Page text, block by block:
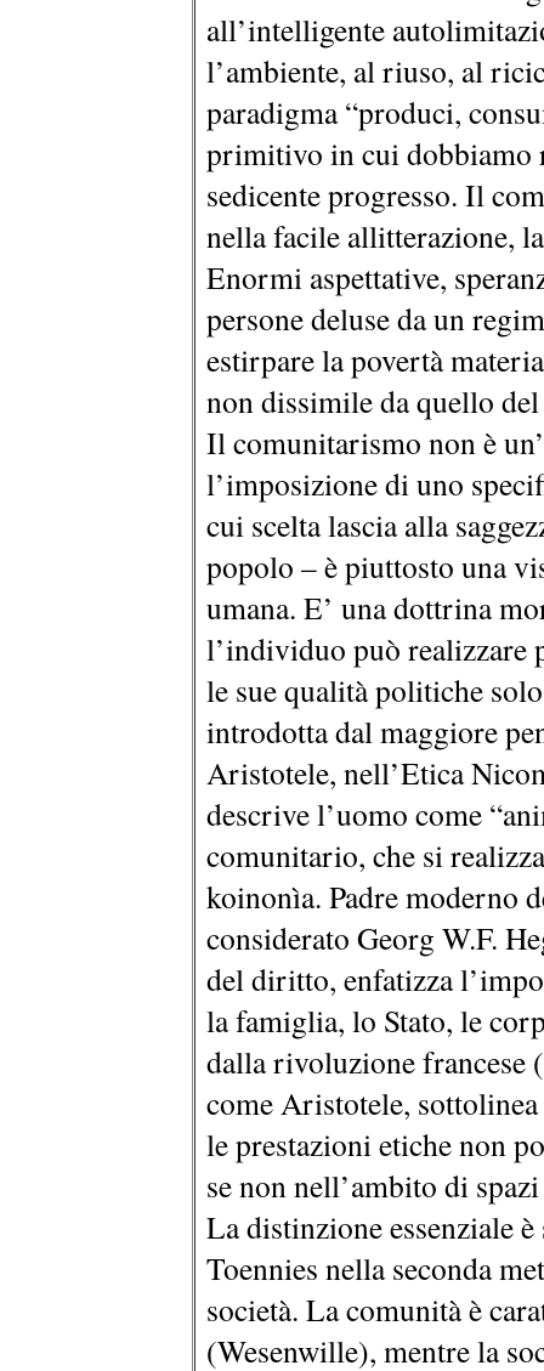
all’intelligente
l’ambiente, al riuso, al
paradigma “produci,
primitivo in cui dobbiamo
sedicente progresso. Il
nella facile allitterazione,
Enormi aspettative,
persone deluse da un
estirpare la povertà
non dissimile da quello
Il comunitarismo non è
l’imposizione di uno
cui scelta lascia alla
popolo – è piuttosto una
umana. E’ una dottrina
l’individuo può realizzare
le sue qualità politiche
introdotta dal maggiore
Aristotele, nell’Etica
descrive l’uomo come
comunitario, che si
koinonìa. Padre moderno
considerato Georg W.F.
del diritto, enfatizza
la famiglia, lo Stato, le
dalla rivoluzione francese
come Aristotele,
le prestazioni etiche non
se non nell’ambito di
La distinzione essenziale
Toennies nella seconda
società. La comunità è
(Wesenwille), mentre la